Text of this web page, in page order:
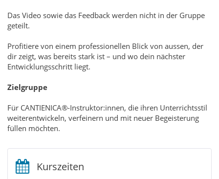
Das Video sowie das Feedback werden nicht in der Gruppe
geteilt.
Profitiere von einem professionellen Blick von aussen, der
dir zeigt, was bereits stark ist – und wo dein nächster
Entwicklungsschritt liegt.
Zielgruppe
Für CANTIENICA®-Instruktor:innen, die ihren Unterrichtsstil
weiterentwickeln, verfeinern und mit neuer Begeisterung
füllen möchten.
Kurszeiten